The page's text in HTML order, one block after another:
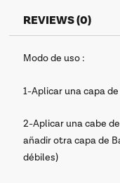
REVIEWS (0)
Modo de uso :
1-Aplicar una capa
2-Aplicar una cabe
añadir otra capa de
débiles)